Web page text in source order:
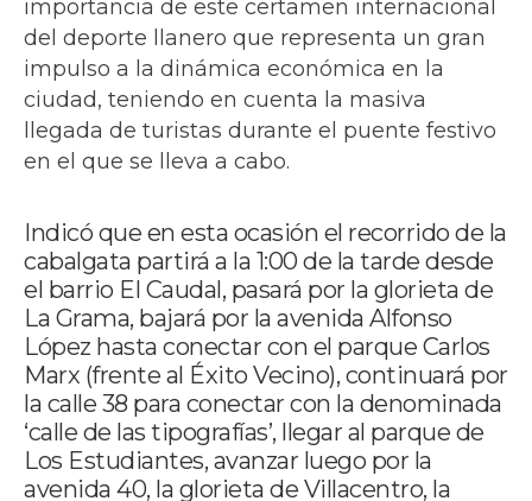
importancia de este certamen internacional
del deporte llanero que representa un gran
impulso a la dinámica económica en la
ciudad, teniendo en cuenta la masiva
llegada de turistas durante el puente festivo
en el que se lleva a cabo.
Indicó que en esta ocasión el recorrido de la
cabalgata partirá a la 1:00 de la tarde desde
el barrio El Caudal, pasará por la glorieta de
La Grama, bajará por la avenida Alfonso
López hasta conectar con el parque Carlos
Marx (frente al Éxito Vecino), continuará por
la calle 38 para conectar con la denominada
‘calle de las tipografías’, llegar al parque de
Los Estudiantes, avanzar luego por la
avenida 40, la glorieta de Villacentro, la